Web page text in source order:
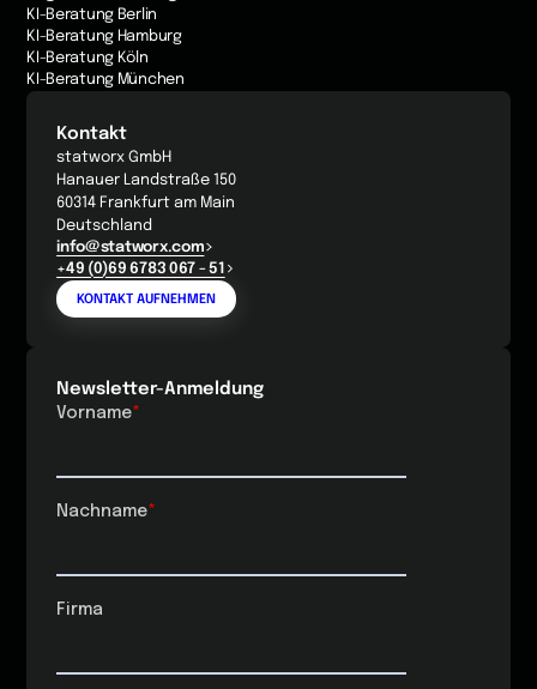
KI-Beratung Berlin
KI-Beratung Hamburg
KI-Beratung Köln
KI-Beratung München
Kontakt
statworx GmbH
Hanauer Landstraße 150
60314 Frankfurt am Main
Deutschland
info@statworx.com
+49 (0)69 6783 067 - 51
KONTAKT AUFNEHMEN
Newsletter-Anmeldung